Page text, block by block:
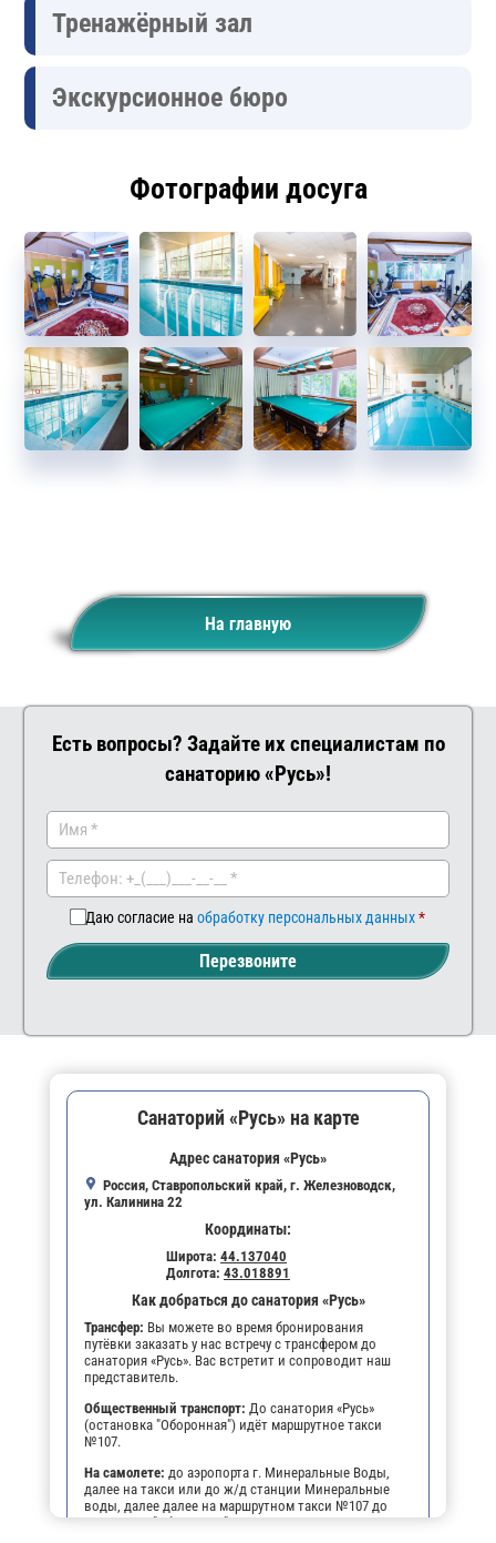
Тренажёрный зал
Экскурсионное бюро
Фотографии досуга
На главную
Есть вопросы? Задайте их специалистам по
санаторию «Русь»!
Даю согласие на обработку персональных данных
Перезвоните
Санаторий «Русь» на карте
Адрес санатория «Русь»
Россия, Ставропольский край, г. Железноводск,
ул. Калинина 22
Координаты:
Широта: 44.137040
Долгота: 43.018891
Как добраться до санатория «Русь»
Трансфер: Вы можете во время бронирования
путёвки заказать у нас встречу с трансфером до
санатория «Русь». Вас встретит и сопроводит наш
представитель.
Общественный транспорт: До санатория «Русь»
(остановка "Оборонная") идёт маршрутное такси
№107.
На самолете: до аэропорта г. Минеральные Воды,
далее на такси или до ж/д станции Минеральные
воды, далее далее на маршрутном такси №107 до
остановки "Оборонная".